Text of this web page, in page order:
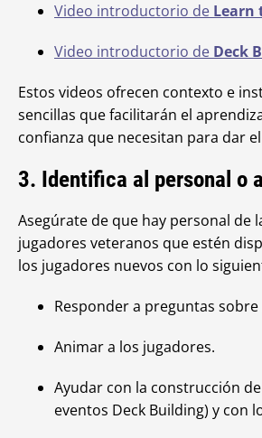
Video introductorio de Learn
Video introductorio de Deck
Estos videos ofrecen contexto e
sencillas que facilitarán el
confianza que necesitan para dar
3. Identifica al personal o
Asegúrate de que hay personal de
jugadores veteranos que estén
los jugadores nuevos con lo
Responder a preguntas sobre
Animar a los jugadores.
Ayudar con la construcción
eventos Deck Building) y con